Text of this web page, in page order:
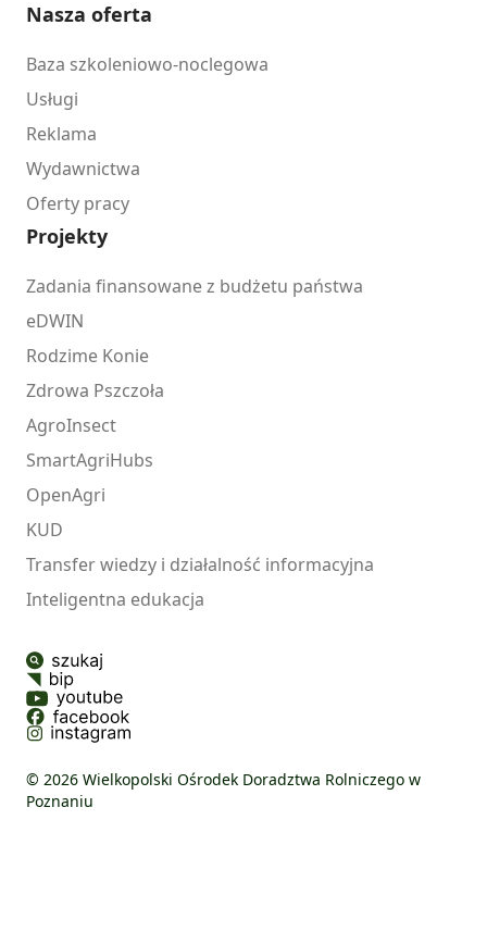
Nasza oferta
Baza szkoleniowo-noclegowa
Usługi
Reklama
Wydawnictwa
Oferty pracy
Projekty
Zadania finansowane z budżetu państwa
eDWIN
Rodzime Konie
Zdrowa Pszczoła
AgroInsect
SmartAgriHubs
OpenAgri
KUD
Transfer wiedzy i działalność informacyjna
Inteligentna edukacja
© 2026 Wielkopolski Ośrodek Doradztwa Rolniczego w
Poznaniu